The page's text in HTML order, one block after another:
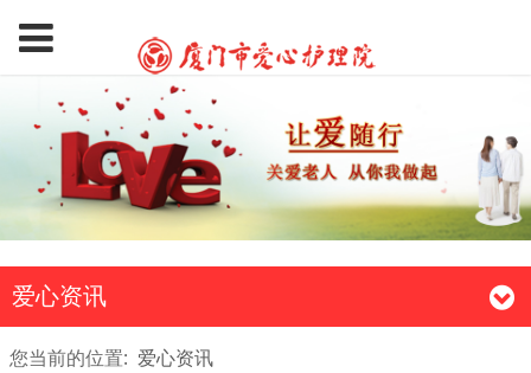
爱心资讯
您当前的位置: 爱心资讯